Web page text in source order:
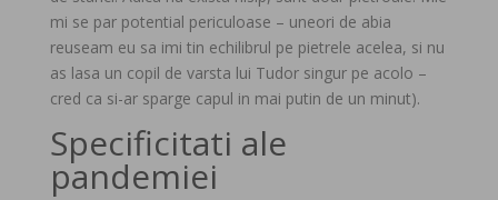
mi se par potential periculoase – uneori de abia
reuseam eu sa imi tin echilibrul pe pietrele acelea, si nu
as lasa un copil de varsta lui Tudor singur pe acolo –
cred ca si-ar sparge capul in mai putin de un minut).
Specificitati ale
pandemiei